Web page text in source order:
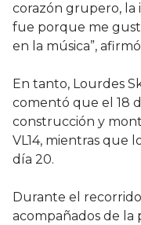
corazón grupero, la
fue porque me
en la música”,
En tanto, Lourdes
comentó que el 18
construcción y
VL14, mientras que
día 20.
Durante el
acompañados de la